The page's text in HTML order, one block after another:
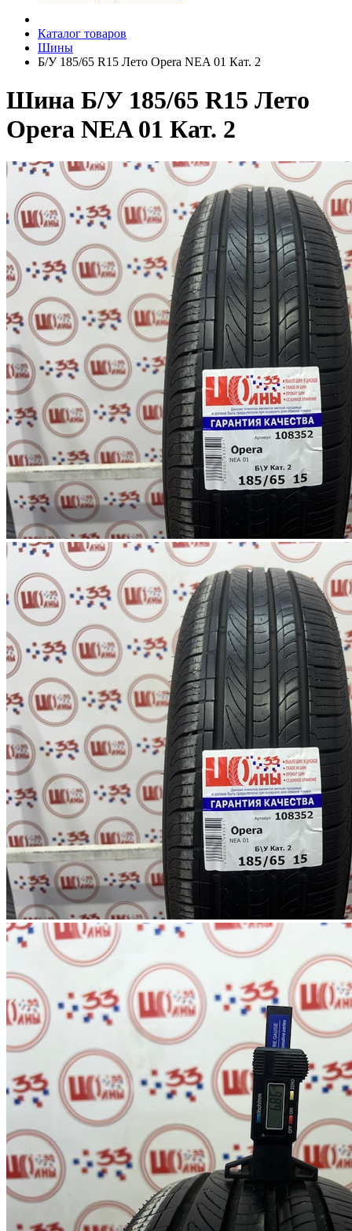
Каталог товаров
Шины
Б/У 185/65 R15 Лето Opera NEA 01 Кат. 2
Шина Б/У 185/65 R15 Лето
Opera NEA 01 Кат. 2